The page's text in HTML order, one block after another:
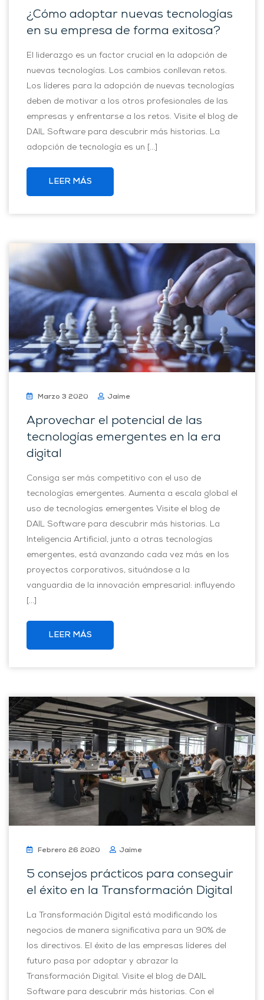
¿Cómo adoptar nuevas tecnologías
en su empresa de forma exitosa?
El liderazgo es un factor crucial en la adopción de
nuevas tecnologías. Los cambios conllevan retos.
Los líderes para la adopción de nuevas tecnologías
deben de motivar a los otros profesionales de las
empresas y enfrentarse a los retos. Visite el blog de
DAIL Software para descubrir más historias. La
adopción de tecnología es un […]
LEER MÁS
Marzo 3 2020 Jaime
Aprovechar el potencial de las
tecnologías emergentes en la era
digital
Consiga ser más competitivo con el uso de
tecnologías emergentes. Aumenta a escala global el
uso de tecnologías emergentes Visite el blog de
DAIL Software para descubrir más historias. La
Inteligencia Artificial, junto a otras tecnologías
emergentes, está avanzando cada vez más en los
proyectos corporativos, situándose a la
vanguardia de la innovación empresarial: influyendo
[…]
LEER MÁS
Febrero 26 2020 Jaime
5 consejos prácticos para conseguir
el éxito en la Transformación Digital
La Transformación Digital está modificando los
negocios de manera significativa para un 90% de
los directivos. El éxito de las empresas líderes del
futuro pasa por adoptar y abrazar la
Transformación Digital. Visite el blog de DAIL
Software para descubrir más historias. Con el